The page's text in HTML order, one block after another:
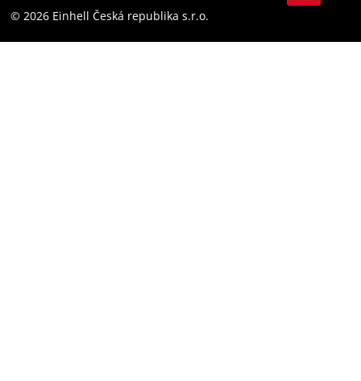
Barrierefreiheits-Erklärung
Instagram
© 2026 Einhell Česká republika s.r.o.